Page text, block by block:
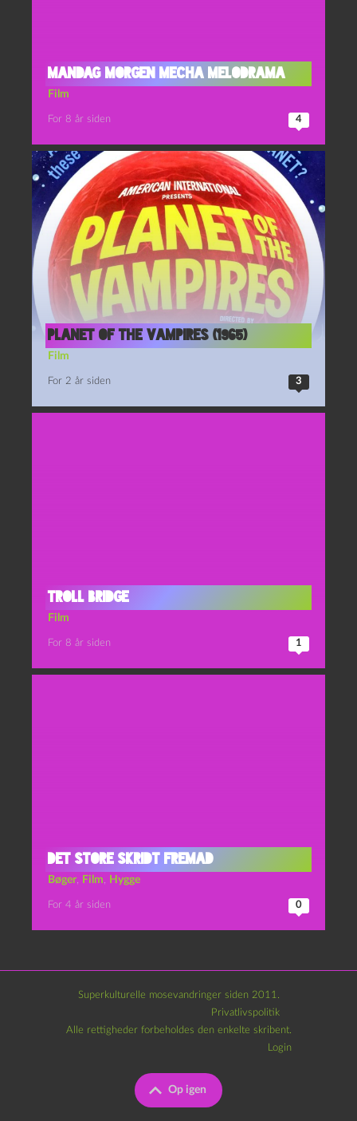
Mandag Morgen Mecha Melodrama
Film
For 8 år siden 4
Planet of the Vampires (1965)
Film
For 2 år siden 3
Troll Bridge
Film
For 8 år siden 1
Det Store Skridt Fremad
Bøger Film Hygge
For 4 år siden 0
Superkulturelle mosevandringer siden 2011.
Privatlivspolitik
Op igen
Alle rettigheder forbeholdes den enkelte skribent.
Login